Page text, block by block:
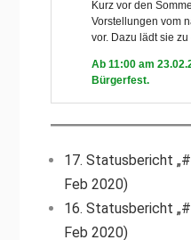
17. Statusbericht
Feb 2020)
16. Statusbericht
Feb 2020)